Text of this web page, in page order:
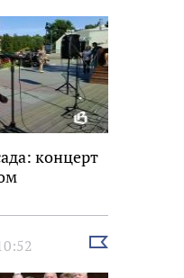
концерт
Выбрать